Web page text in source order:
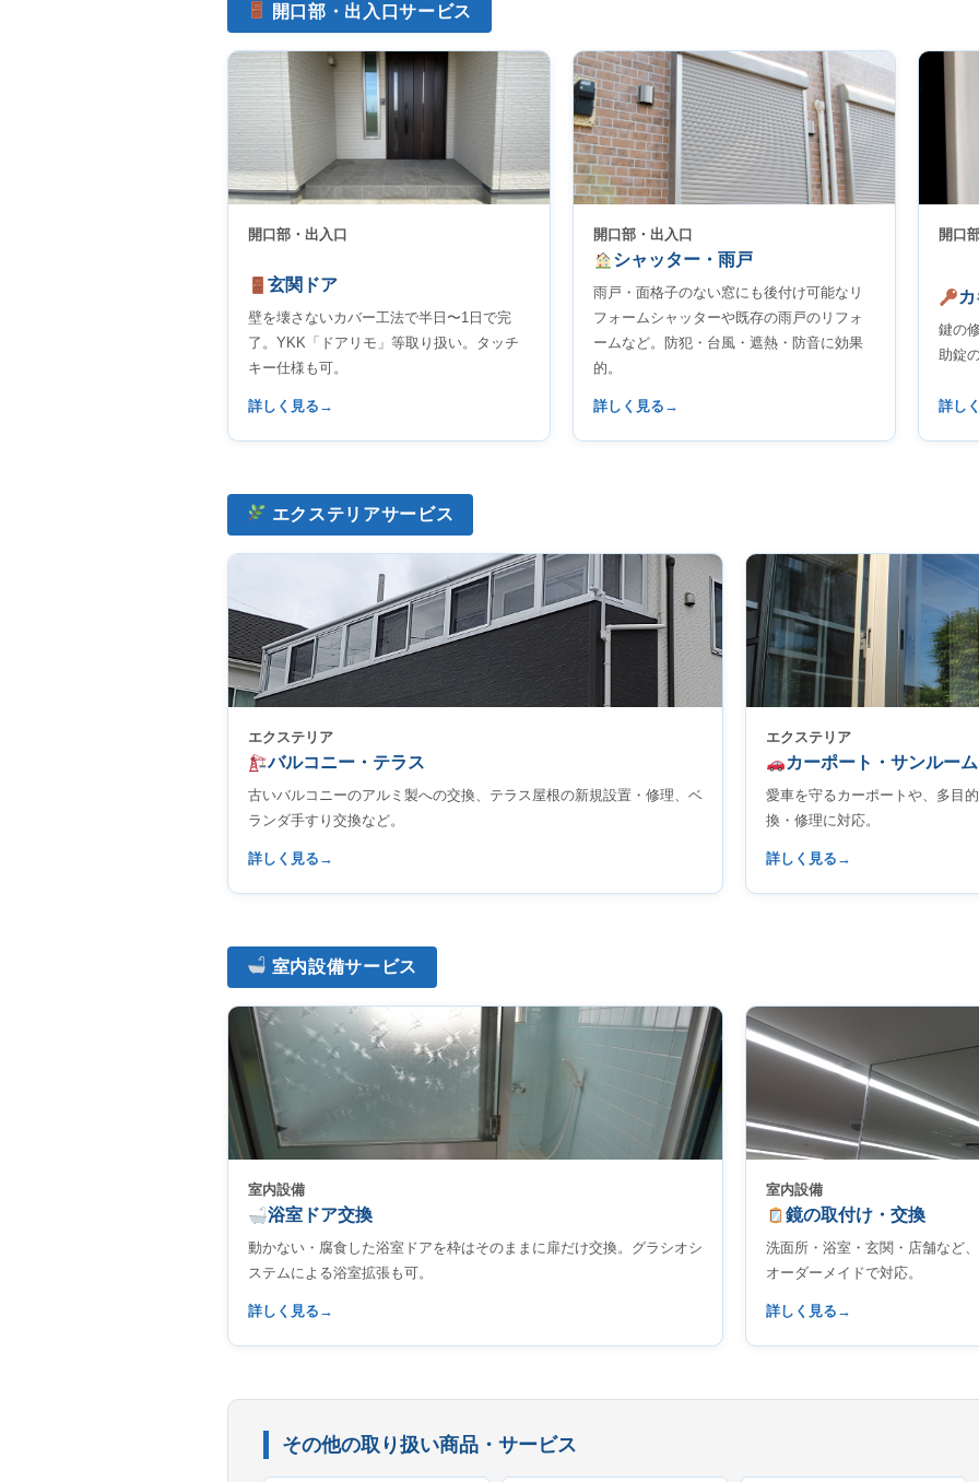
開口部・出入口サービス
開口部・出入口
玄関ドア
壁を壊さないカバー工法で半日〜1日で完
了。YKK「ドアリモ」等取り扱い。タッチ
キー仕様も可。
詳しく見る
開口部・出入口
シャッター・雨戸
雨戸・面格子のない窓にも後付け可能なリ
フォームシャッターや既存の雨戸のリフォ
ームなど。防犯・台風・遮熱・防音に効果
的。
詳しく見る
開口
鍵の
助錠
詳し
エクステリアサービス
エクステリア
バルコニー・テラス
古いバルコニーのアルミ製への交換、テラス屋根の新規設置・修理、ベ
ランダ手すり交換など。
詳しく見る
エクステリア
カーポート・サンルーム
愛車を守るカーポートや、多目
換・修理に対応。
詳しく見る
室内設備サービス
室内設備
浴室ドア交換
動かない・腐食した浴室ドアを枠はそのままに扉だけ交換。グラシオシ
ステムによる浴室拡張も可。
詳しく見る
室内設備
鏡の取付け・交換
洗面所・浴室・玄関・店舗など
オーダーメイドで対応。
詳しく見る
その他の取り扱い商品・サービス